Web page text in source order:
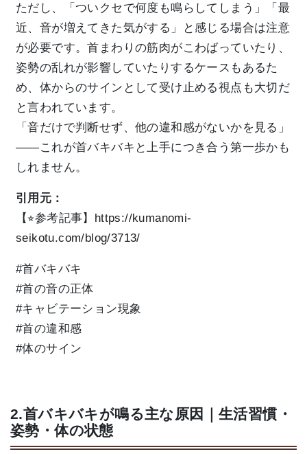
ただし、「ついクセで何度も鳴らしてしまう」「最
近、音が増えてきた気がする」と感じる場合は注意
が必要です。首まわりの筋肉がこわばっていたり、
姿勢の乱れが影響していたりするケースもあるた
め、体からのサインとして受け止める視点も大切だ
と言われています。
「音だけで判断せず、他の違和感がないかを見る」
――これが首バキバキと上手につき合う第一歩かも
しれません。
引用元：
【⭐︎参考記事】 https://kumanomi-
seikotu.com/blog/3713/
#首バキバキ
#首の音の正体
#キャビテーション現象
#首の違和感
#体のサイン
2.首バキバキが鳴る主な原因｜生活習慣・
姿勢・体の状態